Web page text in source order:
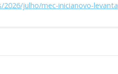
julho/mec-inicianovo-